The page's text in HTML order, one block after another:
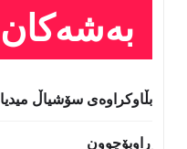
بەشەکان
بڵاوکراوەی سۆشیاڵ میدیا
ڕاوبۆچوون